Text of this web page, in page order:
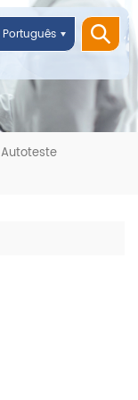
Português
Autoteste